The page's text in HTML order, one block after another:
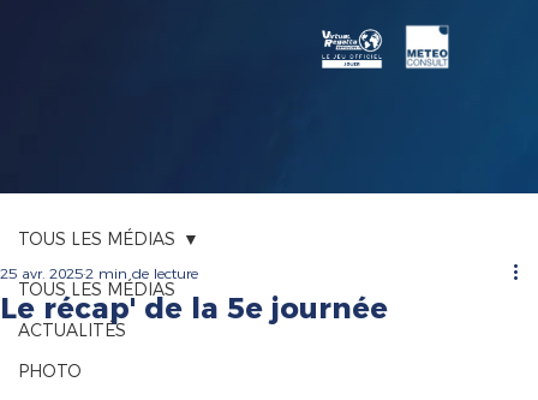
TOUS LES MÉDIAS
ACTUALITÉS
PHOTO
TOUS LES MÉDIAS
Le récap' de la 5e journée
25 avr. 20252 min de lecture